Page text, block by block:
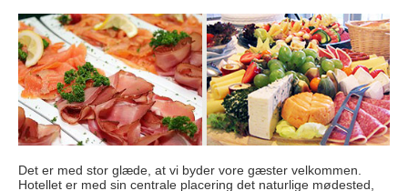
Det er med stor glæde, at vi byder vore gæster velkommen.
Hotellet er med sin centrale placering det naturlige mødested,